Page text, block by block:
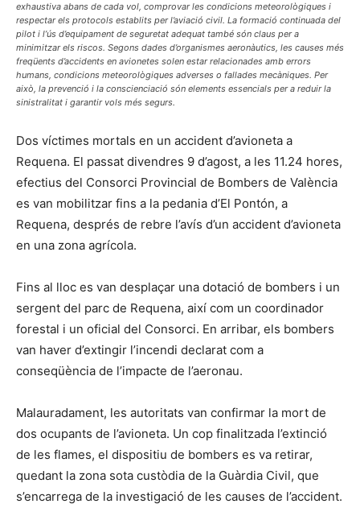
exhaustiva abans de cada vol, comprovar les condicions meteorològiques i
respectar els protocols establits per l’aviació civil. La formació continuada del
pilot i l’ús d’equipament de seguretat adequat també són claus per a
minimitzar els riscos. Segons dades d’organismes aeronàutics, les causes més
freqüents d’accidents en avionetes solen estar relacionades amb errors
humans, condicions meteorològiques adverses o fallades mecàniques. Per
això, la prevenció i la conscienciació són elements essencials per a reduir la
sinistralitat i garantir vols més segurs.
Dos víctimes mortals en un accident d’avioneta a
Requena. El passat divendres 9 d’agost, a les 11.24 hores,
efectius del Consorci Provincial de Bombers de València
es van mobilitzar fins a la pedania d’El Pontón, a
Requena, després de rebre l’avís d’un accident d’avioneta
en una zona agrícola.
Fins al lloc es van desplaçar una dotació de bombers i un
sergent del parc de Requena, així com un coordinador
forestal i un oficial del Consorci. En arribar, els bombers
van haver d’extingir l’incendi declarat com a
conseqüència de l’impacte de l’aeronau.
Malauradament, les autoritats van confirmar la mort de
dos ocupants de l’avioneta. Un cop finalitzada l’extinció
de les flames, el dispositiu de bombers es va retirar,
quedant la zona sota custòdia de la Guàrdia Civil, que
s’encarrega de la investigació de les causes de l’accident.